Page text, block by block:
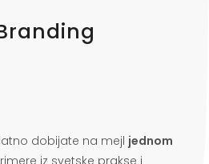
dobijate na mejl jednom